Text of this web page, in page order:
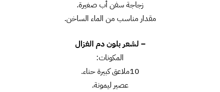
زجاجة سفن أب صغيرة.
مقدار مناسب من الماء الساخن.
– لشعر بلون دم الغزال
المكونات:
10ملاعق كبيرة حناء.
عصير ليمونة.